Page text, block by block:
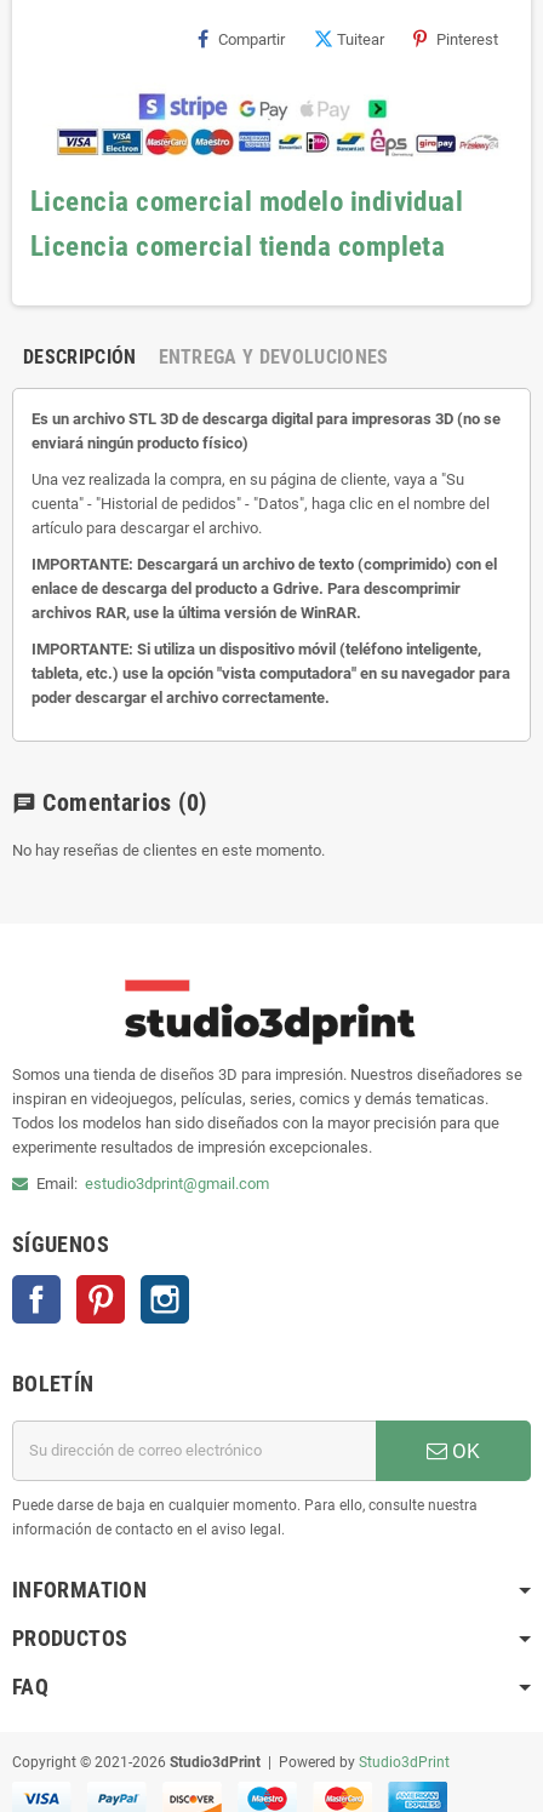
Compartir Tuitear Pinterest
Licencia comercial modelo individual
Licencia comercial tienda completa
DESCRIPCIÓN ENTREGA Y DEVOLUCIONES
Es un archivo STL 3D de descarga digital para impresoras 3D (no se
enviará ningún producto físico)
Una vez realizada la compra, en su página de cliente, vaya a "Su
cuenta" - "Historial de pedidos" - "Datos", haga clic en el nombre del
artículo para descargar el archivo.
IMPORTANTE: Descargará un archivo de texto (comprimido) con el
enlace de descarga del producto a Gdrive. Para descomprimir
archivos RAR, use la última versión de WinRAR.
IMPORTANTE: Si utiliza un dispositivo móvil (teléfono inteligente,
tableta, etc.) use la opción "vista computadora" en su navegador para
poder descargar el archivo correctamente.
chat Comentarios (0)
No hay reseñas de clientes en este momento.
Somos una tienda de diseños 3D para impresión. Nuestros diseñadores se
inspiran en videojuegos, películas, series, comics y demás tematicas.
Todos los modelos han sido diseñados con la mayor precisión para que
experimente resultados de impresión excepcionales.
Email: estudio3dprint@gmail.com
SÍGUENOS
Facebook Pinterest
BOLETÍN
OK
Puede darse de baja en cualquier momento. Para ello, consulte nuestra
información de contacto en el aviso legal.
INFORMATION
PRODUCTOS
FAQ
Copyright © 2021-2026 Studio3dPrint | Powered by Studio3dPrint